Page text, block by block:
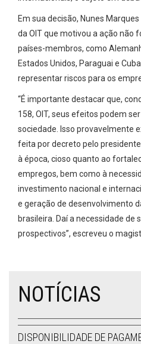
Em sua decisão, Nunes
da OIT que motivou a ação não
países-membros, como
Estados Unidos, Paraguai e
representar riscos para os
“É importante destacar que,
158, OIT, seus efeitos podem
sociedade. Isso provavelmente
feita por decreto pelo
à época, cioso quanto ao
empregos, bem como à
investimento nacional e
e geração de desenvolvimento
brasileira. Daí a necessidade
prospectivos”, escreveu o
NOTÍCIAS
DISPONIBILIDADE DE